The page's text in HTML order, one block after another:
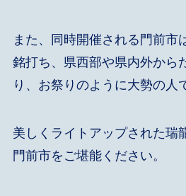
また、同時開催される門前市
銘打ち、県西部や県内外から
り、お祭りのように大勢の人
美しくライトアップされた瑞
門前市をご堪能ください。